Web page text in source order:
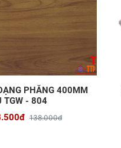
PHẲNG 400MM
TGW - 804
138.000đ